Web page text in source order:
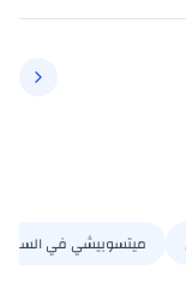
ميتسوبيشي في